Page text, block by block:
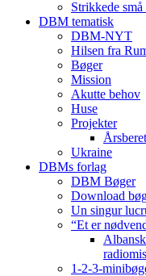
Strikkede
DBM tematisk
DBM-NYT
Hilsen fra
Bøger
Mission
Akutte behov
Huse
Projekter
Ukraine
DBMs forlag
DBM Bøger
Download
Un singur
“Et er
1-2-3-